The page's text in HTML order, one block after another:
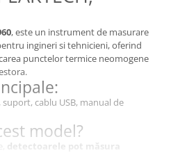
, este un instrument de masurare
ingineri si tehnicieni, oferind
punctelor termice neomogene
cablu USB, manual de
model?
detectoarele pot măsura